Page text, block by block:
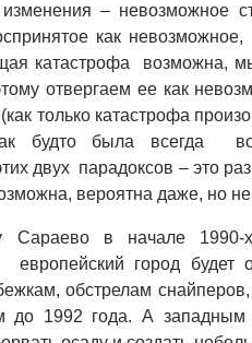
изменения – невозможное
как
катастрофа возможна,
отвергаем ее как
только катастрофа
будто была всегда
двух парадоксов – это
вероятна даже, но
Сараево в начале
европейский город будет
обстрелам снайперов,
до 1992 года. А